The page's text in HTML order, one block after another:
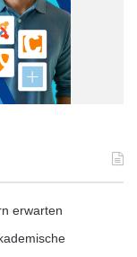
gefragt
nicht einfach
organisieren.
erwarten